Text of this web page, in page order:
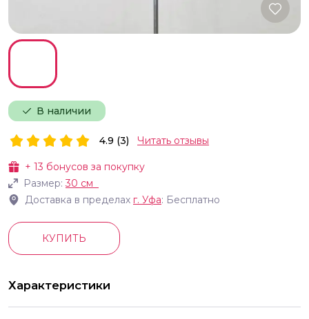
В наличии
+ 13 бонусов за покупку
Размер:30 см
Доставка в пределах г. Уфа: Бесплатно
4.9 (3) Читать отзывы
КУПИТЬ
Характеристики